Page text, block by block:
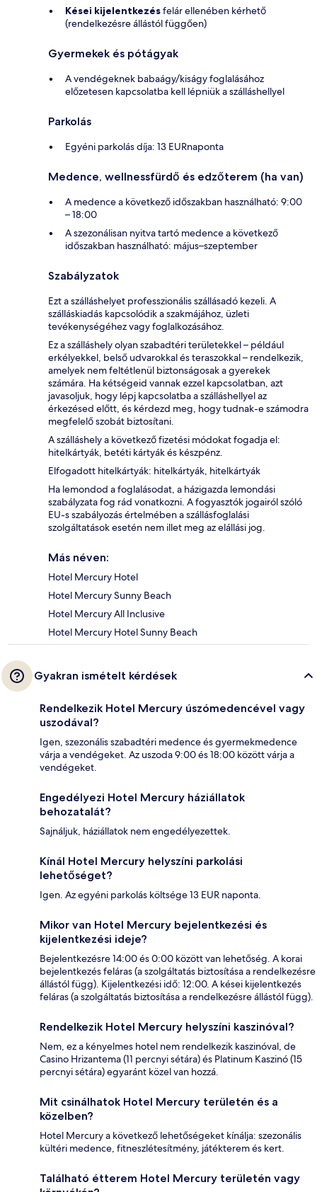
Kései kijelentkezésfelár ellenében kérhető
(rendelkezésre állástól függően)
Gyermekek és pótágyak
A vendégeknek babaágy/kiságy foglalásához
előzetesen kapcsolatba kell lépniük a szálláshellyel
Parkolás
Egyéni parkolás díja: 13 EURnaponta
Medence, wellnessfürdő és edzőterem (ha van)
A medence a következő időszakban használható: 9:00
– 18:00
A szezonálisan nyitva tartó medence a következő
időszakban használható: május–szeptember
Szabályzatok
Ezt a szálláshelyet professzionális szállásadó kezeli. A
szálláskiadás kapcsolódik a szakmájához, üzleti
tevékenységéhez vagy foglalkozásához.
Ez a szálláshely olyan szabadtéri területekkel – például
erkélyekkel, belső udvarokkal és teraszokkal – rendelkezik,
amelyek nem feltétlenül biztonságosak a gyerekek
számára. Ha kétségeid vannak ezzel kapcsolatban, azt
javasoljuk, hogy lépj kapcsolatba a szálláshellyel az
érkezésed előtt, és kérdezd meg, hogy tudnak-e számodra
megfelelő szobát biztosítani.
A szálláshely a következő fizetési módokat fogadja el:
hitelkártyák, betéti kártyák és készpénz.
Elfogadott hitelkártyák: hitelkártyák, hitelkártyák
Ha lemondod a foglalásodat, a házigazda lemondási
szabályzata fog rád vonatkozni. A fogyasztók jogairól szóló
EU-s szabályozás értelmében a szállásfoglalási
szolgáltatások esetén nem illet meg az elállási jog.
Más néven:
Hotel Mercury Hotel
Hotel Mercury Sunny Beach
Hotel Mercury All Inclusive
Hotel Mercury Hotel Sunny Beach
Gyakran ismételt kérdések
Rendelkezik Hotel Mercury úszómedencével vagy
uszodával?
Igen, szezonális szabadtéri medence és gyermekmedence
várja a vendégeket. Az uszoda 9:00 és 18:00 között várja a
vendégeket.
Engedélyezi Hotel Mercury háziállatok
behozatalát?
Sajnáljuk, háziállatok nem engedélyezettek.
Kínál Hotel Mercury helyszíni parkolási
lehetőséget?
Igen. Az egyéni parkolás költsége 13 EUR naponta.
Mikor van Hotel Mercury bejelentkezési és
kijelentkezési ideje?
Bejelentkezésre 14:00 és 0:00 között van lehetőség. A korai
bejelentkezés feláras (a szolgáltatás biztosítása a rendelkezésre
állástól függ). Kijelentkezési idő: 12:00. A kései kijelentkezés
feláras (a szolgáltatás biztosítása a rendelkezésre állástól függ).
Rendelkezik Hotel Mercury helyszíni kaszinóval?
Nem, ez a kényelmes hotel nem rendelkezik kaszinóval, de
Casino Hrizantema (11 percnyi sétára) és Platinum Kaszinó (15
percnyi sétára) egyaránt közel van hozzá.
Mit csinálhatok Hotel Mercury területén és a
közelben?
Hotel Mercury a következő lehetőségeket kínálja: szezonális
kültéri medence, fitneszlétesítmény, játékterem és kert.
Található étterem Hotel Mercury területén vagy